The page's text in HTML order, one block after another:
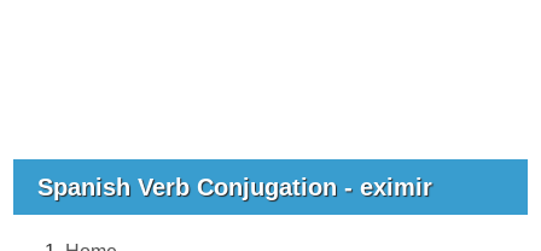
Spanish Verb Conjugation - eximir